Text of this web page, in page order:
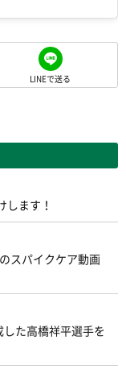
LINEで送る
します！
スパイクケア動画
した高橋祥平選手を